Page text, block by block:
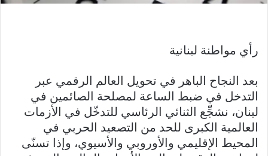
رأي مواطنة لبنانية
بعد النجاح الباهر في تحويل العالم الرقمي عبر
التدخل في ضبط الساعة لمصلحة الصائمين في
لبنان، نشجِّع الثنائي الرئاسي للتدخّل في الأزمات
العالمية الكبرى للحد من التصعيد الحربي في
المحيط الإقليمي والأوروبي والأسيوي، وإذا تسنّى